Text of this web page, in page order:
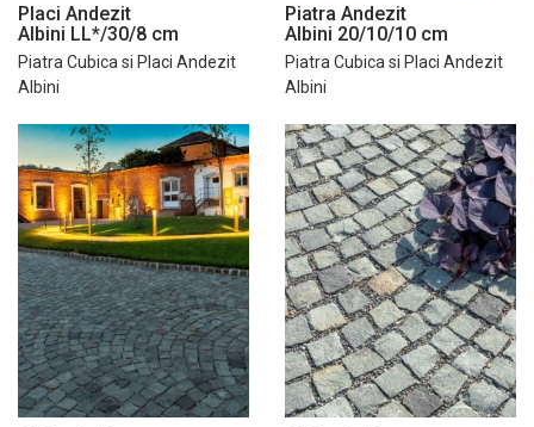
Placi Andezit
Albini LL*/30/8 cm
Piatra Cubica si Placi Andezit
Albini
Piatra Andezit
Albini 20/10/10 cm
Piatra Cubica si Placi Andezit
Albini